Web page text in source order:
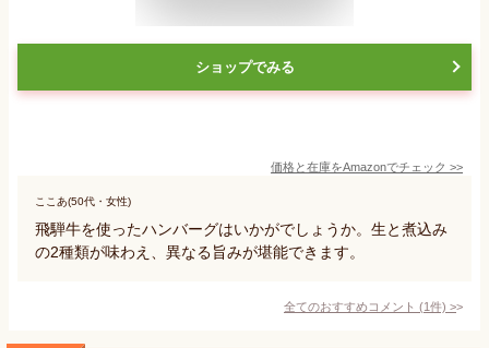
ショップでみる
価格と在庫をAmazonでチェック >>
ここあ(50代・女性)
飛騨牛を使ったハンバーグはいかがでしょうか。生と煮込み
の2種類が味わえ、異なる旨みが堪能できます。
全てのおすすめコメント (1件) >